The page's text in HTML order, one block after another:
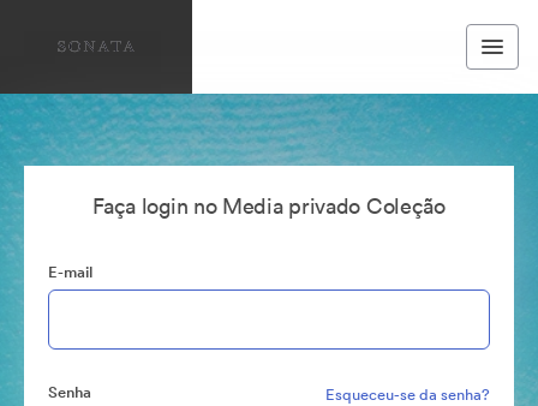
Faça login no Media privado Coleção
E-mail
Senha Esqueceu-se da senha?